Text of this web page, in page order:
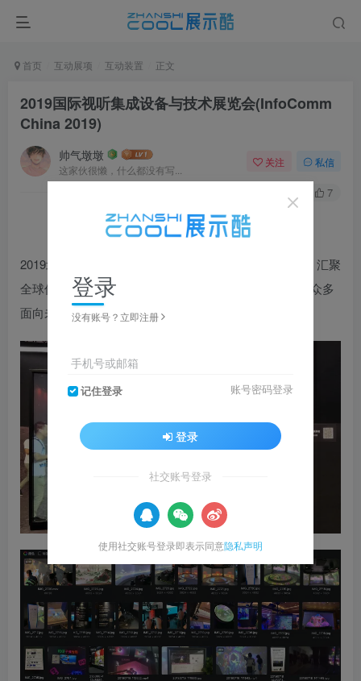
首页 互动展项 互动装置 正文
2019国际视听集成设备与技术展览会(InfoComm
China 2019)
帅气墩墩
这家伙很懒，什么都没有写...
关注 私信
7
2019北京InfoComm China，一年一度的视听行业盛会，汇聚
全球优秀视听企业，展现最前端的视听技术动态，呈现众多
面向未来的创新专业视听和整合体验解决方案。
登录
没有账号？立即注册
手机号或邮箱
记住登录 账号密码登录
登录
社交账号登录
使用社交账号登录即表示同意隐私声明